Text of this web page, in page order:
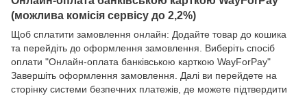
(можлива комісія сервісу до 2,2%)
Щоб сплатити замовлення онлайн: Додайте товар до кошика
та перейдіть до оформлення замовлення. Виберіть спосіб
оплати "Онлайн-оплата банківською карткою WayForPay"
Завершіть оформлення замовлення. Далі ви перейдете на
сторінку системи безпечних платежів, де можете підтвердити